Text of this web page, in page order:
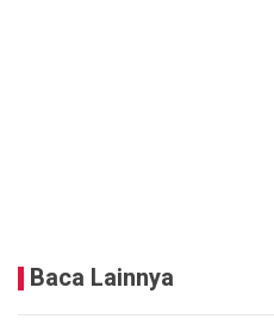
Baca Lainnya